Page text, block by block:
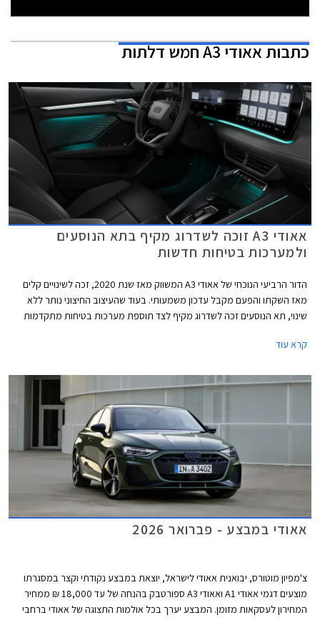
כתבותאאודי A3 חמש דלתות
אאודי A3 זוכה לשדרוג מקיף בתא הנוסעים
ולמערכות בטיחות חדשות
הדור הרביעי הנוכחי של אאודי A3 המשווק מאז שנת 2020, זכה לשינויים קלים
מאז השקתו והפעם מקבל עדכון משמעותי. בעוד שהעיצוב החיצוני נותר ללא
שינוי, תא הנוסעים זכה לשדרוג מקיף לצד תוספת מערכות בטיחות מתקדמות
וסמלים חדשים בגרסאות הביצועים S3 ו- RS3.
קרא עוד
אאודי במבצע - פברואר 2026
צ'מפיון מוטורס, יבואנית אאודי לישראל, יוצאת במבצע נקודתי וקצר במסגרתו
מוצעים דגמי אאודי A1 ואאודי A3 ספורטבק בהנחה של עד 18,000 ₪ ממחיר
המחירון לעסקאות מזומן. המבצע יערך בכל אולמות התצוגה של אאודי ברחבי